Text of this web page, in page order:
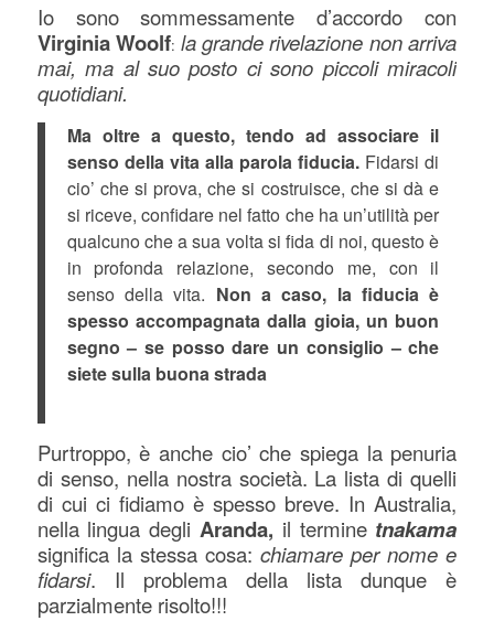
Io sono sommessamente d’accordo con
Virginia Woolf: la grande rivelazione non arriva
mai, ma al suo posto ci sono piccoli miracoli
quotidiani.
Ma oltre a questo, tendo ad associare il
senso della vita alla parola fiducia. Fidarsi di
cio’ che si prova, che si costruisce, che si dà e
si riceve, confidare nel fatto che ha un’utilità per
qualcuno che a sua volta si fida di noi, questo è
in profonda relazione, secondo me, con il
senso della vita. Non a caso, la fiducia è
spesso accompagnata dalla gioia, un buon
segno – se posso dare un consiglio – che
siete sulla buona strada
Purtroppo, è anche cio’ che spiega la penuria
di senso, nella nostra società. La lista di quelli
di cui ci fidiamo è spesso breve. In Australia,
nella lingua degli Aranda, il termine tnakama
significa la stessa cosa:chiamare per nome e
fidarsi. Il problema della lista dunque è
parzialmente risolto!!!